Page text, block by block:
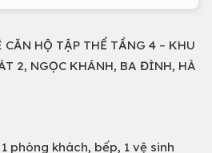
CĂN HỘ TẬP THỂ TẦNG 4 – KHU
2, NGỌC KHÁNH, BA ĐÌNH, HÀ
phòng khách, bếp, 1 vệ sinh